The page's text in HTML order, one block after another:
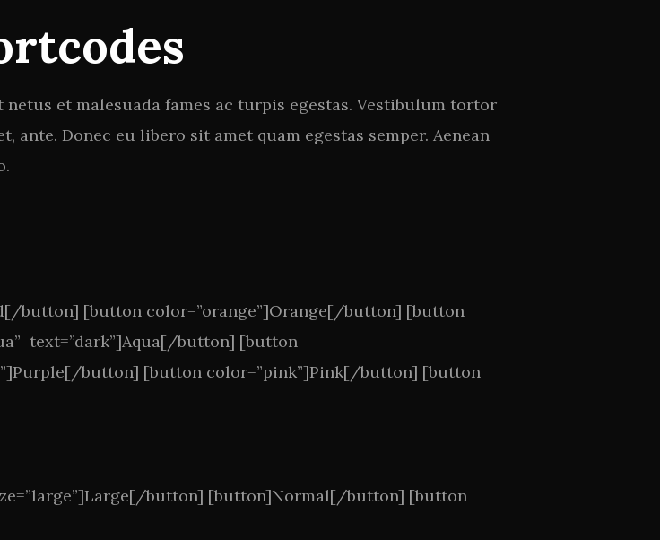
et malesuada fames ac turpis egestas. Vestibulum tortor
Donec eu libero sit amet quam egestas semper. Aenean
button] [button color=”orange”]Orange[/button] [button
text=”dark”]Aqua[/button] [button
button] [button color=”pink”]Pink[/button] [button
button] [button]Normal[/button] [button